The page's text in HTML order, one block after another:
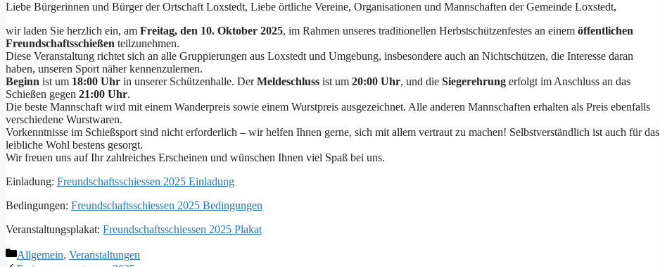
Liebe Bürgerinnen und Bürger der Ortschaft Loxstedt, Liebe örtliche Vereine, Organisationen und Mannschaften der Gemeinde Loxstedt,
wir laden Sie herzlich ein, am Freitag, den 10. Oktober 2025, im Rahmen unseres traditionellen Herbstschützenfestes an einem öffentlichen
Freundschaftsschießen teilzunehmen.
Diese Veranstaltung richtet sich an alle Gruppierungen aus Loxstedt und Umgebung, insbesondere auch an Nichtschützen, die Interesse daran
haben, unseren Sport näher kennenzulernen.
Beginn ist um 18:00 Uhr in unserer Schützenhalle. DerMeldeschluss ist um 20:00 Uhr, und die Siegerehrung erfolgt im Anschluss an das
Schießen gegen 21:00 Uhr.
Die beste Mannschaft wird mit einem Wanderpreis sowie einem Wurstpreis ausgezeichnet. Alle anderen Mannschaften erhalten als Preis ebenfalls
verschiedene Wurstwaren.
Vorkenntnisse im Schießsport sind nicht erforderlich – wir helfen Ihnen gerne, sich mit allem vertraut zu machen! Selbstverständlich ist auch für das
leibliche Wohl bestens gesorgt.
Wir freuen uns auf Ihr zahlreiches Erscheinen und wünschen Ihnen viel Spaß bei uns.
Einladung: Freundschaftsschiessen 2025 Einladung
Bedingungen: Freundschaftsschiessen 2025 Bedingungen
Veranstaltungsplakat: Freundschaftsschiessen 2025 Plakat
Kategorien
Allgemein, Veranstaltungen